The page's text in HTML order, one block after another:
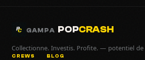
GAMPA POPCRASH
Collectionne. Investis. Profite. — potentiel de
CREWS BLOG